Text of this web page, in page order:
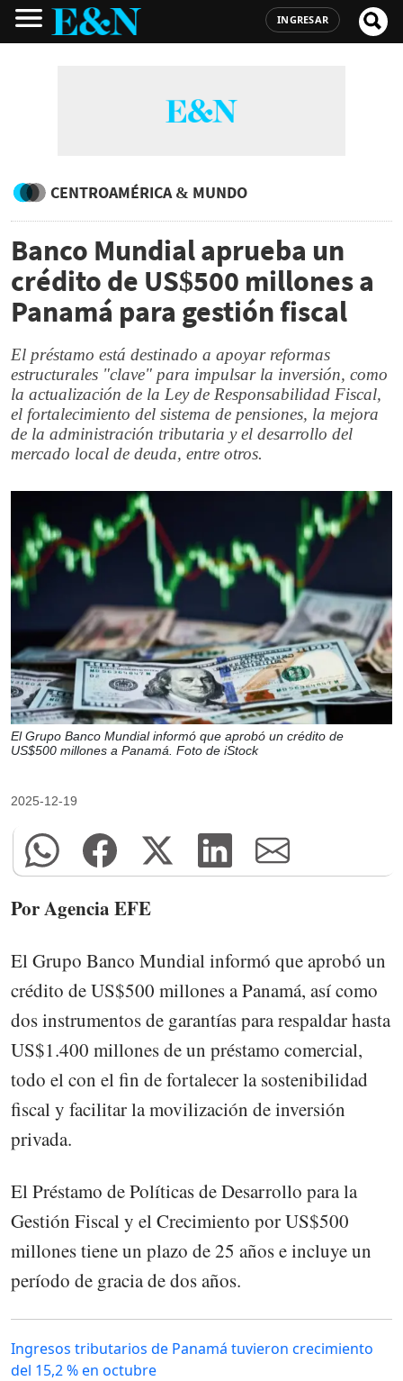
INGRESAR
CENTROAMÉRICA & MUNDO
Banco Mundial aprueba un
crédito de US$500 millones a
Panamá para gestión fiscal
El préstamo está destinado a apoyar reformas
estructurales "clave" para impulsar la inversión, como
la actualización de la Ley de Responsabilidad Fiscal,
el fortalecimiento del sistema de pensiones, la mejora
de la administración tributaria y el desarrollo del
mercado local de deuda, entre otros.
El Grupo Banco Mundial informó que aprobó un crédito de
US$500 millones a Panamá. Foto de iStock
2025-12-19
Por Agencia EFE
El Grupo Banco Mundial informó que aprobó un
crédito de US$500 millones a Panamá, así como
dos instrumentos de garantías para respaldar hasta
US$1.400 millones de un préstamo comercial,
todo el con el fin de fortalecer la sostenibilidad
fiscal y facilitar la movilización de inversión
privada.
El Préstamo de Políticas de Desarrollo para la
Gestión Fiscal y el Crecimiento por US$500
millones tiene un plazo de 25 años e incluye un
período de gracia de dos años.
Ingresos tributarios de Panamá tuvieron crecimiento
del 15,2 % en octubre